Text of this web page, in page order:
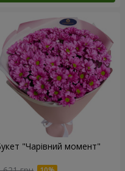
"Чарівний момент"